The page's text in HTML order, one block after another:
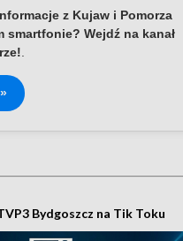
z Kujaw i Pomorza
Wejdź na kanał
.
Bydgoszcz na Tik Toku